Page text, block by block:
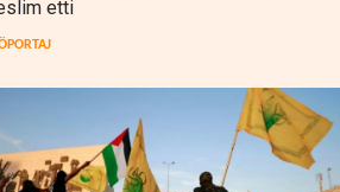
Foreign Affairs: ABD
Ortadoğu'dan elini çekmeli
etti